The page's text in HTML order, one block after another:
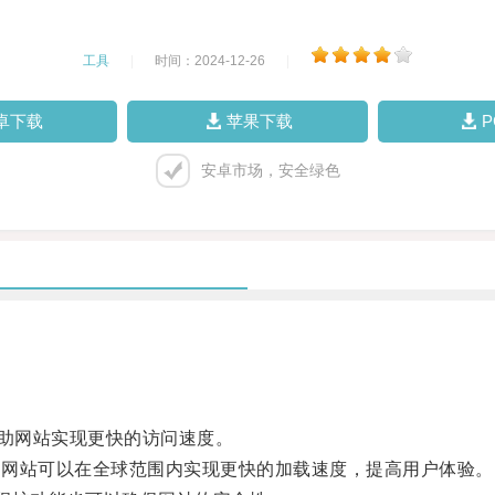
工具 时间：2024-12-26
下载 苹果下载
安卓市场，安全绿色
站实现更快的访问速度。
以在全球范围内实现更快的加载速度，提高用户体验。